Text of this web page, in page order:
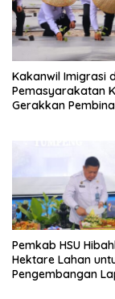
Kakanwil Imigrasi
Pemasyarakatan
Gerakkan
Pemkab HSU
Hektare Lahan
Pengembangan